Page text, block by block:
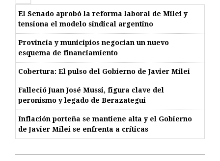
El Senado aprobó la reforma laboral de Milei y
tensiona el modelo sindical argentino
Provincia y municipios negocian un nuevo
esquema de financiamiento
Cobertura: El pulso del Gobierno de Javier Milei
Falleció Juan José Mussi, figura clave del
peronismo y legado de Berazategui
Inflación porteña se mantiene alta y el Gobierno
de Javier Milei se enfrenta a críticas